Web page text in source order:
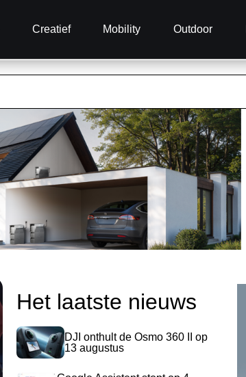
Creatief Mobility Outdoor
Het laatste nieuws
DJI onthult de Osmo 360 II op
13 augustus